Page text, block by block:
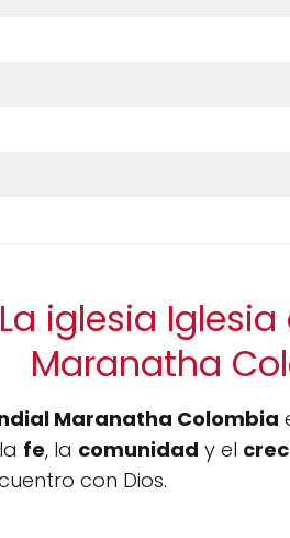
iglesia
Maranatha
Maranatha Colombia
fe, la comunidad y el
con Dios.